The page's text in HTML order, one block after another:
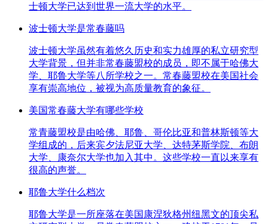
士顿大学已达到世界一流大学的水平。
波士顿大学是常春藤吗
波士顿大学虽然有着悠久历史和实力雄厚的私立研究型
大学背景，但并非常春藤盟校的成员，即不属于哈佛大
学、耶鲁大学等八所学校之一。常春藤盟校在美国社会
享有崇高地位，被视为高质量教育的象征。
美国常春藤大学有哪些学校
常青藤盟校是由哈佛、耶鲁、哥伦比亚和普林斯顿等大
学组成的，后来宾夕法尼亚大学、达特茅斯学院、布朗
大学、康奈尔大学也加入其中。这些学校一直以来享有
很高的声誉。
耶鲁大学什么档次
耶鲁大学是一所座落在美国康涅狄格州纽黑文的顶尖私